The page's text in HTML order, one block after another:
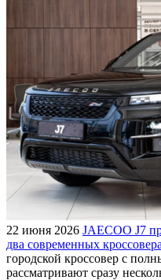
22 июня 2026 JAECOO J7
два современных кроссовера
городской кроссовер с
рассматривают сразу